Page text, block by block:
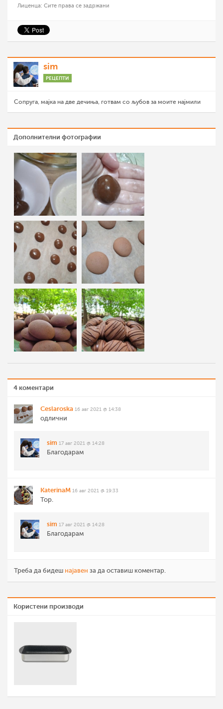
Лиценца: Сите права се задржани
sim
РЕЦЕПТИ
Сопруга, мајка на две дечиња, готвам со љубов за моите најмили
Дополнителни фотографии
4 коментари
Ceslaroska 16 авг 2021 @ 14:38
одлични
sim 17 авг 2021 @ 14:28
Благодарам
KaterinaM 16 авг 2021 @ 19:33
Top.
sim 17 авг 2021 @ 14:28
Благодарам
Треба да бидеш најавен за да оставиш коментар.
Користени производи